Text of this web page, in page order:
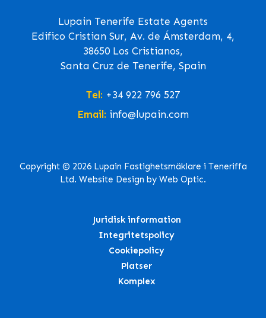
Lupain Tenerife Estate Agents
Edifico Cristian Sur, Av. de Ámsterdam, 4,
38650 Los Cristianos,
Santa Cruz de Tenerife, Spain
Tel: +34 922 796 527
Email: info@lupain.com
Copyright © 2026 Lupain Fastighetsmäklare i Teneriffa
Ltd. Website Design by Web Optic.
Juridisk information
Integritetspolicy
Cookiepolicy
Platser
Komplex